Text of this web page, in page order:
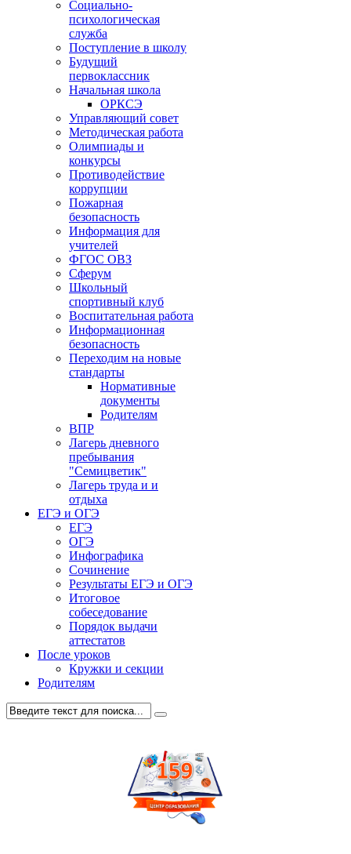
Социально-
психологическая
служба
Поступление в школу
Будущий
первоклассник
Начальная школа
ОРКСЭ
Управляющий совет
Методическая работа
Олимпиады и
конкурсы
Противодействие
коррупции
Пожарная
безопасность
Информация для
учителей
ФГОС ОВЗ
Сферум
Школьный
спортивный клуб
Воспитательная работа
Информационная
безопасность
Переходим на новые
стандарты
Нормативные
документы
Родителям
ВПР
Лагерь дневного
пребывания
"Семицветик"
Лагерь труда и и
отдыха
ЕГЭ и ОГЭ
ЕГЭ
ОГЭ
Инфографика
Сочинение
Результаты ЕГЭ и ОГЭ
Итоговое
собеседование
Порядок выдачи
аттестатов
После уроков
Кружки и секции
Родителям